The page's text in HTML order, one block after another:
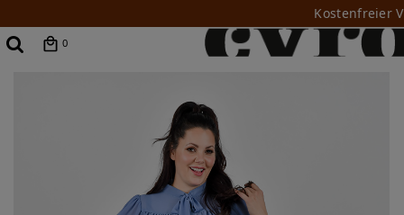
Kostenfreier
0